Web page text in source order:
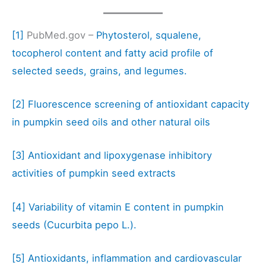
[1] PubMed.gov – Phytosterol, squalene,
tocopherol content and fatty acid profile of
selected seeds, grains, and legumes.
[2] Fluorescence screening of antioxidant capacity
in pumpkin seed oils and other natural oils
[3] Antioxidant and lipoxygenase inhibitory
activities of pumpkin seed extracts
[4] Variability of vitamin E content in pumpkin
seeds (Cucurbita pepo L.).
[5] Antioxidants, inflammation and cardiovascular